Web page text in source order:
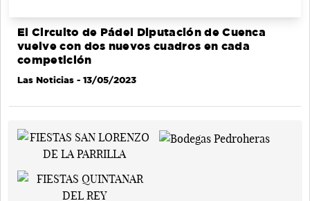
El Circuito de Pádel Diputación de Cuenca
vuelve con dos nuevos cuadros en cada
competición
Las Noticias - 13/05/2023